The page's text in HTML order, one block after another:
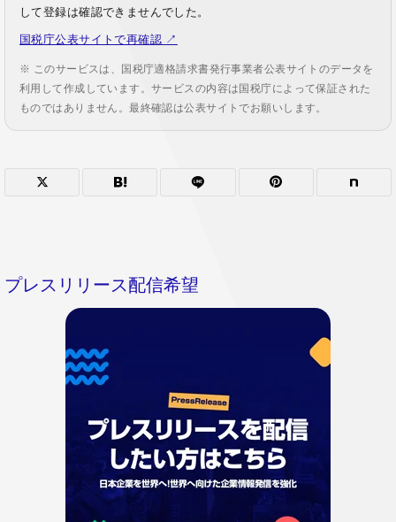
して登録は確認できませんでした。
国税庁公表サイトで再確認 ↗
※ このサービスは、国税庁適格請求書発行事業者公表サイトのデータを
利用して作成しています。サービスの内容は国税庁によって保証された
ものではありません。最終確認は公表サイトでお願いします。
プレスリリース配信希望